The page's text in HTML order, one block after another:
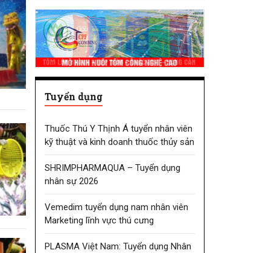
Tuyển dụng
Thuốc Thú Y Thịnh Á tuyển nhân viên
kỹ thuật và kinh doanh thuốc thủy sản
SHRIMPHARMAQUA – Tuyển dụng
nhân sự 2026
Vemedim tuyển dụng nam nhân viên
Marketing lĩnh vực thú cưng
PLASMA Việt Nam: Tuyển dụng Nhân